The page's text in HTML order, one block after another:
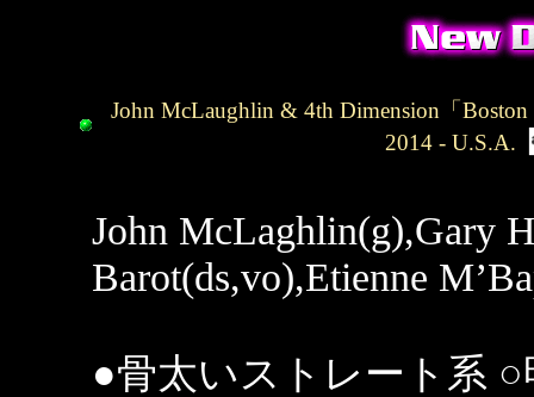
John McLaughlin & 4th Dimension 「
2014 - U.S.A.
John McLaghlin(g),Gary
Barot(ds,vo),Etienne
●骨太いストレート系 ○